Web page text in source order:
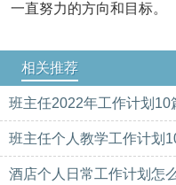
一直努力的方向和目标。
相关推荐
班主任2022年工作计划10
班主任个人教学工作计划
酒店个人日常工作计划怎